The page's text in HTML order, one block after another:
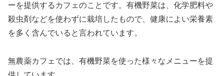
ーを提供するカフェのことです。有機野菜は、化学肥料や
殺虫剤などを使わずに栽培したもので、健康によい栄養素
を多く含んでいると言われています。
無農薬カフェでは、有機野菜を使った様々なメニューを提